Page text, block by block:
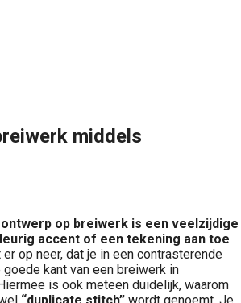
middels
op breiwerk is een veelzijdige
accent of een tekening aan toe
op neer, dat je in een contrasterende
kant van een breiwerk in
is ook meteen duidelijk, waarom